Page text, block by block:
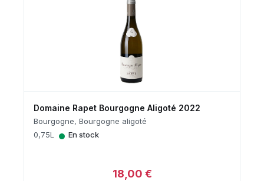
Domaine Rapet Bourgogne Aligoté 2022
Bourgogne, Bourgogne aligoté
0,75L
• En stock
18,00 €